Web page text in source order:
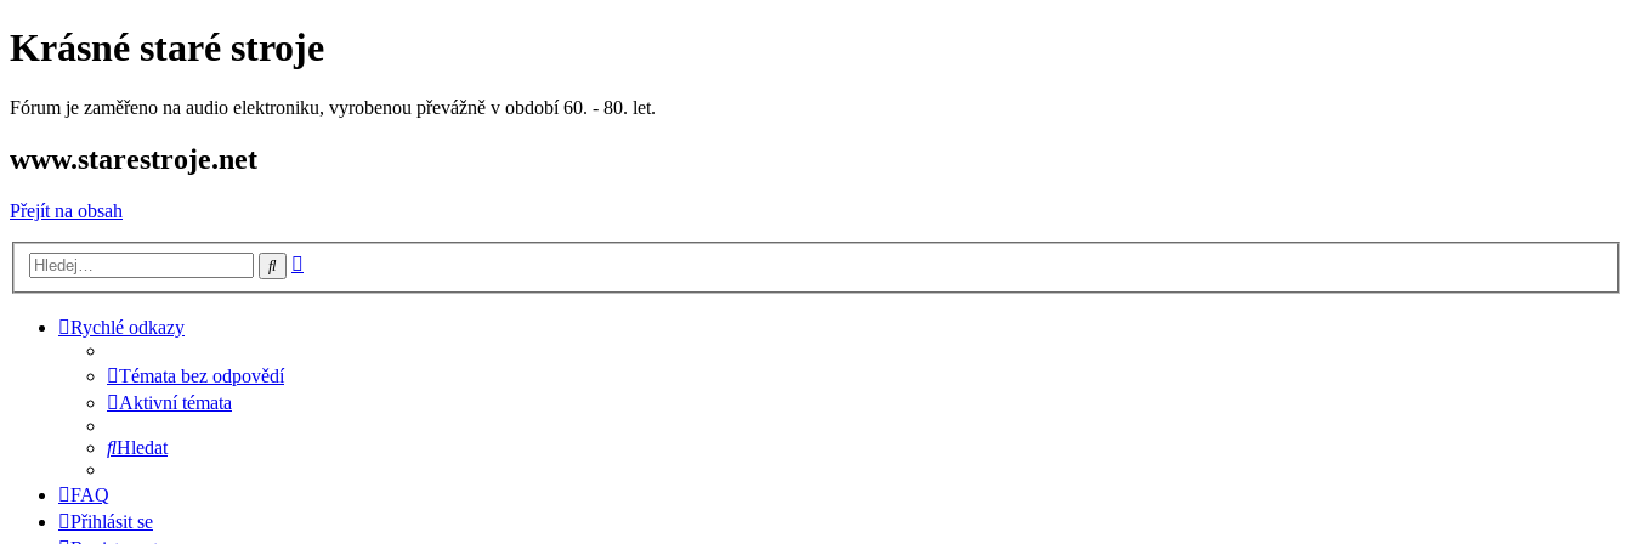
Krásné staré stroje
Fórum je zaměřeno na audio elektroniku, vyrobenou převážně v období 60. - 80. let.
www.starestroje.net
Přejít na obsah
Hledat
Rychlé odkazy
Témata bez odpovědí
Aktivní témata
Hledat
FAQ
Přihlásit se